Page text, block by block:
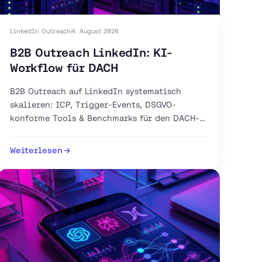
LinkedIn Outreach4. August 2026
B2B Outreach LinkedIn: KI-
Workflow für DACH
B2B Outreach auf LinkedIn systematisch
skalieren: ICP, Trigger-Events, DSGVO-
konforme Tools & Benchmarks für den DACH-
Weiterlesen